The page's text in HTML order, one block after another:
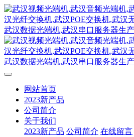
网站首页
2023新产品
公司简介
关于我们
2023新产品 公司简介 在线留言